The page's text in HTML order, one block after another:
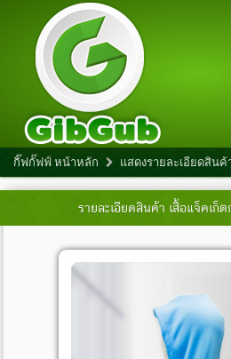
กิ๊ฟกั๊ฟฟ์ หน้าหลัก แสดงรายละเอียดสินค้
รายละเอียดสินค้า เสื้อแจ็คเก็